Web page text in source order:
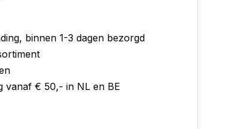
binnen 1-3 dagen bezorgd
vanaf € 50,- in NL en BE